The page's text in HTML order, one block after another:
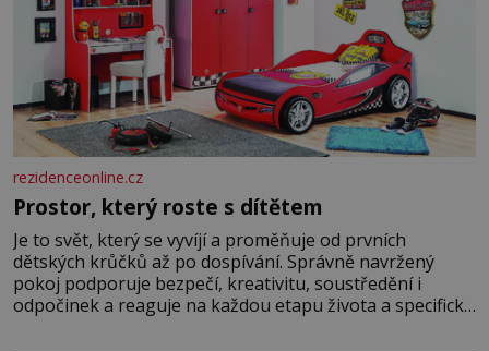
rezidenceonline.cz
Prostor, který roste s dítětem
Je to svět, který se vyvíjí a proměňuje od prvních
dětských krůčků až po dospívání. Správně navržený
pokoj podporuje bezpečí, kreativitu, soustředění i
odpočinek a reaguje na každou etapu života a specifické